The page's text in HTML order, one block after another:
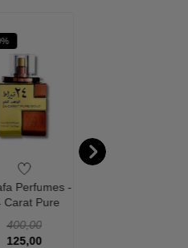
Perfumes -
Carat Pure
- 100 ml
400,00
125,00